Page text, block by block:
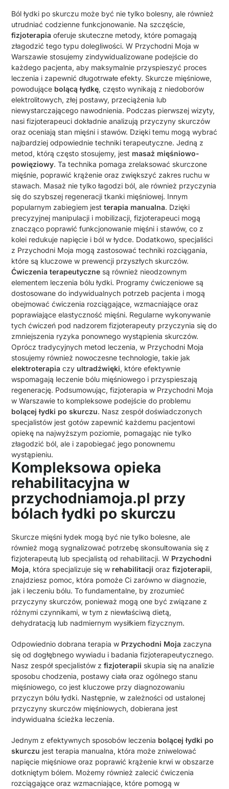
Ból łydki po skurczu może być nie tylko bolesny, ale również
utrudniać codzienne funkcjonowanie. Na szczęście,
fizjoterapia oferuje skuteczne metody, które pomagają
złagodzić tego typu dolegliwości. W Przychodni Moja w
Warszawie stosujemy zindywidualizowane podejście do
każdego pacjenta, aby maksymalnie przyspieszyć proces
leczenia i zapewnić długotrwałe efekty. Skurcze mięśniowe,
powodujące bolącą łydkę, często wynikają z niedoborów
elektrolitowych, złej postawy, przeciążenia lub
niewystarczającego nawodnienia. Podczas pierwszej wizyty,
nasi fizjoterapeuci dokładnie analizują przyczyny skurczów
oraz oceniają stan mięśni i stawów. Dzięki temu mogą wybrać
najbardziej odpowiednie techniki terapeutyczne. Jedną z
metod, którą często stosujemy, jest masaż mięśniowo-
powięziowy. Ta technika pomaga zrelaksować skurczone
mięśnie, poprawić krążenie oraz zwiększyć zakres ruchu w
stawach. Masaż nie tylko łagodzi ból, ale również przyczynia
się do szybszej regeneracji tkanki mięśniowej. Innym
popularnym zabiegiem jestterapia manualna. Dzięki
precyzyjnej manipulacji i mobilizacji, fizjoterapeuci mogą
znacząco poprawić funkcjonowanie mięśni i stawów, co z
kolei redukuje napięcie i ból w łydce. Dodatkowo, specjaliści
z Przychodni Moja mogą zastosować techniki rozciągania,
które są kluczowe w prewencji przyszłych skurczów.
Ćwiczenia terapeutyczne są również nieodzownym
elementem leczenia bólu łydki. Programy ćwiczeniowe są
dostosowane do indywidualnych potrzeb pacjenta i mogą
obejmować ćwiczenia rozciągające, wzmacniające oraz
poprawiające elastyczność mięśni. Regularne wykonywanie
tych ćwiczeń pod nadzorem fizjoterapeuty przyczynia się do
zmniejszenia ryzyka ponownego wystąpienia skurczów.
Oprócz tradycyjnych metod leczenia, w Przychodni Moja
stosujemy również nowoczesne technologie, takie jak
elektroterapia czy ultradźwięki, które efektywnie
wspomagają leczenie bólu mięśniowego i przyspieszają
regenerację. Podsumowując, fizjoterapia w Przychodni Moja
w Warszawie to kompleksowe podejście do problemu
bolącej łydki po skurczu. Nasz zespół doświadczonych
specjalistów jest gotów zapewnić każdemu pacjentowi
opiekę na najwyższym poziomie, pomagając nie tylko
złagodzić ból, ale i zapobiegać jego ponownemu
wystąpieniu.
Kompleksowa opieka
rehabilitacyjna w
przychodniamoja.pl przy
bólach łydki po skurczu
Skurcze mięśni łydek mogą być nie tylko bolesne, ale
również mogą sygnalizować potrzebę skonsultowania się z
fizjoterapeutą lub specjalistą od rehabilitacji. W Przychodni
Moja, która specjalizuje się w rehabilitacji orazfizjoterapii,
znajdziesz pomoc, która pomoże Ci zarówno w diagnozie,
jak i leczeniu bólu. To fundamentalne, by zrozumieć
przyczyny skurczów, ponieważ mogą one być związane z
różnymi czynnikami, w tym z niewłaściwą dietą,
dehydratacją lub nadmiernym wysiłkiem fizycznym.
Odpowiednio dobrana terapia w Przychodni Moja zaczyna
się od dogłębnego wywiadu i badania fizjoterapeutycznego.
Nasz zespół specjalistów zfizjoterapii skupia się na analizie
sposobu chodzenia, postawy ciała oraz ogólnego stanu
mięśniowego, co jest kluczowe przy diagnozowaniu
przyczyn bólu łydki. Następnie, w zależności od ustalonej
przyczyny skurczów mięśniowych, dobierana jest
indywidualna ścieżka leczenia.
Jednym z efektywnych sposobów leczenia bolącej łydki po
skurczu jest terapia manualna, która może zniwelować
napięcie mięśniowe oraz poprawić krążenie krwi w obszarze
dotkniętym bólem. Możemy również zalecić ćwiczenia
rozciągające oraz wzmacniające, które pomogą w